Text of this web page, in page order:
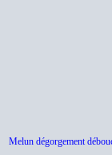
Melun dégorgement